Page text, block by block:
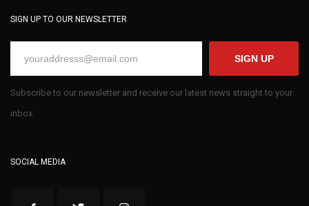
SIGN UP TO OUR NEWSLETTER
SIGN UP
Subscribe to our newsletter and receive our latest news straight to your
inbox.
SOCIAL MEDIA